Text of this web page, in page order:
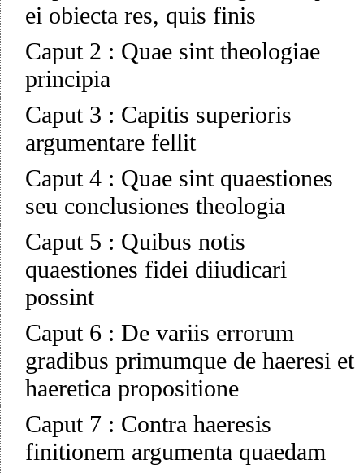
ei obiecta res, quis finis
Caput 2 : Quae sint theologiae
principia
Caput 3 : Capitis superioris
argumentare fellit
Caput 4 : Quae sint quaestiones
seu conclusiones theologia
Caput 5 : Quibus notis
quaestiones fidei diiudicari
possint
Caput 6 : De variis errorum
gradibus primumque de haeresi et
haeretica propositione
Caput 7 : Contra haeresis
finitionem argumenta quaedam